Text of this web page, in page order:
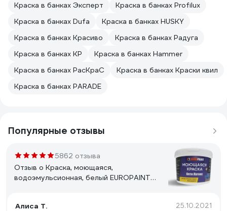
Краска в банках Эксперт
Краска в банках Profilux
Краска в банках Dufa
Краска в банках HUSKY
Краска в банках Красиво
Краска в банках Радуга
Краска в банках КР
Краска в банках Hammer
Краска в банках РасКраС
Краска в банках Краски квил
Краска в банках PARADE
Популярные отзывы
5862 отзыва
Отзыв о Краска, моющаяся,
водоэмульсионная, белый EUROPAINT
Алиса Т.
25.10.2021